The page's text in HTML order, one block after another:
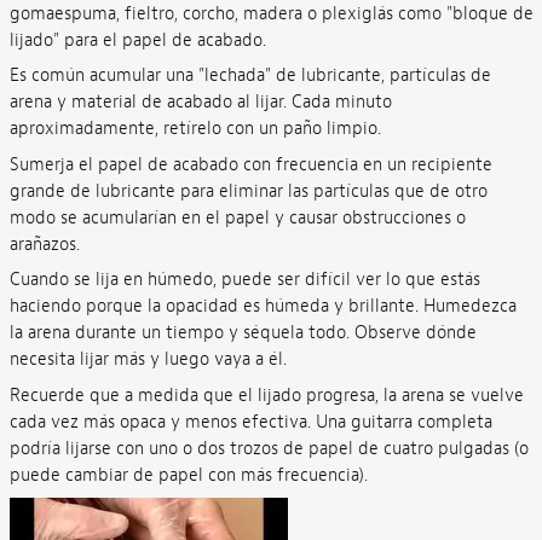
gomaespuma, fieltro, corcho, madera o plexiglás como "bloque de
lijado" para el papel de acabado.
Es común acumular una "lechada" de lubricante, partículas de
arena y material de acabado al lijar. Cada minuto
aproximadamente, retírelo con un paño limpio.
Sumerja el papel de acabado con frecuencia en un recipiente
grande de lubricante para eliminar las partículas que de otro
modo se acumularían en el papel y causar obstrucciones o
arañazos.
Cuando se lija en húmedo, puede ser difícil ver lo que estás
haciendo porque la opacidad es húmeda y brillante. Humedezca
la arena durante un tiempo y séquela todo. Observe dónde
necesita lijar más y luego vaya a él.
Recuerde que a medida que el lijado progresa, la arena se vuelve
cada vez más opaca y menos efectiva. Una guitarra completa
podría lijarse con uno o dos trozos de papel de cuatro pulgadas (o
puede cambiar de papel con más frecuencia).